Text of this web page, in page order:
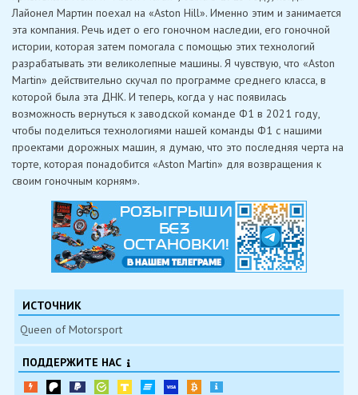
Лайонел Мартин поехал на «Aston Hill». Именно этим и занимается
эта компания. Речь идет о его гоночном наследии, его гоночной
истории, которая затем помогала с помощью этих технологий
разрабатывать эти великолепные машины. Я чувствую, что «Aston
Martin» действительно скучал по программе среднего класса, в
которой была эта ДНК. И теперь, когда у нас появилась
возможность вернуться к заводской команде Ф1 в 2021 году,
чтобы поделиться технологиями нашей команды Ф1 с нашими
проектами дорожных машин, я думаю, что это последняя черта на
торте, которая понадобится «Aston Martin» для возвращения к
своим гоночным корням».
ИСТОЧНИК
Queen of Motorsport
ПОДДЕРЖИТЕ НАС